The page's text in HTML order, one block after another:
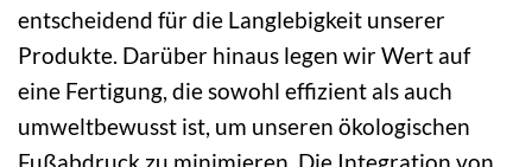
entscheidend für die Langlebigkeit unserer
Produkte. Darüber hinaus legen wir Wert auf
eine Fertigung, die sowohl effizient als auch
umweltbewusst ist, um unseren ökologischen